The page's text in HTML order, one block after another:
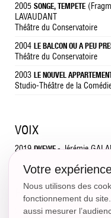
2005 SONGE, TEMPETE
LAVAUDANT
Théâtre du Conservatoire
2004 LE BALCON OU A PEU
Théâtre du Conservatoire
2003 LE NOUVEL
Studio-Théâtre de la
VOIX
2019DI(E)VE- Jérémie
FORMATION
2003-2006Conservatoire
Votre
Nous utilisons des
fonctionnement du
aussi mesurer